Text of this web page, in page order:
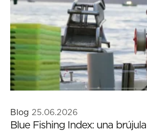
Blog 25.06.2026
Blue Fishing Index: una